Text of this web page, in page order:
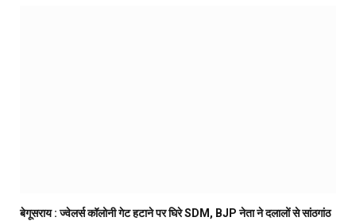
बेगूसराय : ज्वेलर्स कॉलोनी गेट हटाने पर घिरे SDM, BJP नेता ने दलालों से सांठगांठ